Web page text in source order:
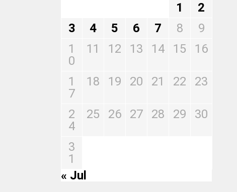
1
2
3
4 5 6 7 8
9
1
0
11 12 13 14 15 16
1
7
18 19 20 21 22 23
2
4
25 26 27 28 29 30
3
1
« Jul